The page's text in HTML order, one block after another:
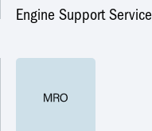
Engine Support Service